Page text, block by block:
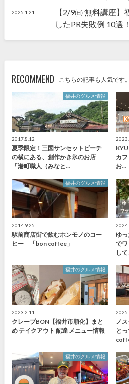
2025.1.21
【2/9㈰ 無料講座
したPR失敗例 10選
RECOMMEND こちらの記事も人気です。
福井のグルメ情報
2017.8.12
夏季限定！三国サンセットビーチ
の横にある、創作かき氷のお店
「港町職人（みなと…
カ
お…
福井のグルメ情報
2014.9.25
駅前商店街で飲むホンモノのコー
ヒー 「bon coffee」
ゆっ
でワ
して
福井のグルメ情報
2023.2.11
クレープBON【福井市順化】まと
め テイクアウト 配達 メニュー情報
ノ
と
福井のグルメ情報